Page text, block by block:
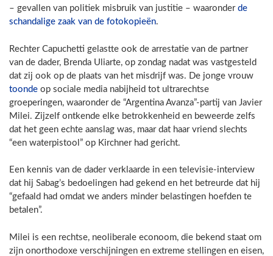
– gevallen van politiek misbruik van justitie – waaronder de
schandalige zaak van de fotokopieën.
Rechter Capuchetti gelastte ook de arrestatie van de partner
van de dader, Brenda Uliarte, op zondag nadat was vastgesteld
dat zij ook op de plaats van het misdrijf was. De jonge vrouw
toonde op sociale media nabijheid tot ultrarechtse
groeperingen, waaronder de “Argentina Avanza”-partij van Javier
Milei. Zijzelf ontkende elke betrokkenheid en beweerde zelfs
dat het geen echte aanslag was, maar dat haar vriend slechts
“een waterpistool” op Kirchner had gericht.
Een kennis van de dader verklaarde in een televisie-interview
dat hij Sabag’s bedoelingen had gekend en het betreurde dat hij
“gefaald had omdat we anders minder belastingen hoefden te
betalen”.
Milei is een rechtse, neoliberale econoom, die bekend staat om
zijn onorthodoxe verschijningen en extreme stellingen en eisen,